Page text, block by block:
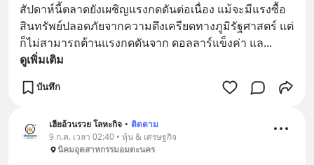
สัปดาห์นี้ตลาดยังเผชิญแรงกดดันต่อเนื่อง แม้จะมีแรงซื้อ
สินทรัพย์ปลอดภัยจากความตึงเครียดทางภูมิรัฐศาสตร์ แต่
ก็ไม่สามารถต้านแรงกดดันจาก ดอลลาร์แข็งค่า แล...
ดูเพิ่มเติม
บันทึก
เฮียอ้วนรวย โลหะกิจ • ติดตาม
9 ก.ค. เวลา 02:40 • หุ้น & เศรษฐกิจ
นิคมอุตสาหกรรมอมตะนคร